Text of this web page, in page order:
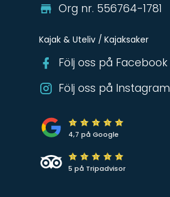
Org nr. 556764-1781
Kajak & Uteliv / Kajaksaker
Följ oss på Facebook
Följ oss på Instagram
4,7 på Google
5 på Tripadvisor